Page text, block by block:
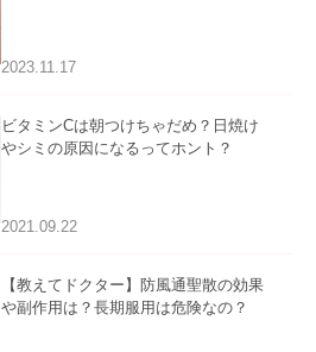
2023.11.17
ビタミンCは朝つけちゃだめ？日焼け
やシミの原因になるってホント？
2021.09.22
【教えてドクター】防風通聖散の効果
や副作用は？長期服用は危険なの？